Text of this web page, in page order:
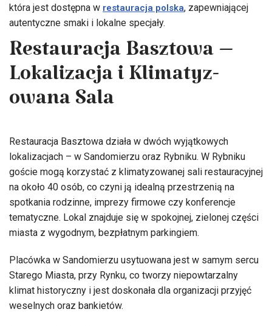
która jest dostępna w restauracja polska, zapewniającej
autentyczne smaki i lokalne specjały.
Restauracja Basztowa –
Lokalizacja i Klima­t­y­z­
owana Sala
Restauracja Basztowa działa w dwóch wyjątkowych
lokalizacjach – w Sandomierzu oraz Rybniku. W Rybniku
goście mogą korzystać z klimatyzowanej sali restauracyjnej
na około 40 osób, co czyni ją idealną przestrzenią na
spotkania rodzinne, imprezy firmowe czy konferencje
tematyczne. Lokal znajduje się w spokojnej, zielonej części
miasta z wygodnym, bezpłatnym parkingiem.
Placówka w Sandomierzu usytuowana jest w samym sercu
Starego Miasta, przy Rynku, co tworzy niepowtarzalny
klimat historyczny i jest doskonała dla organizacji przyjęć
weselnych oraz bankietów.